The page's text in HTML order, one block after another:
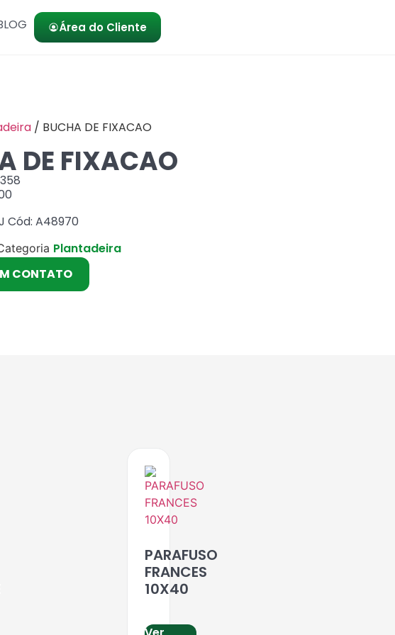
Área do Cliente
/ BUCHA DE FIXACAO
DE FIXACAO
Cód: A48970
Plantadeira
CONTATO
PARAFUSO
FRANCES
10X40